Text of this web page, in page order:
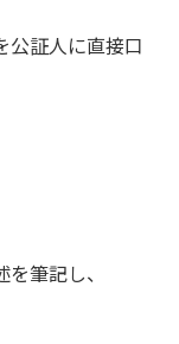
証人に直接口
筆記し、